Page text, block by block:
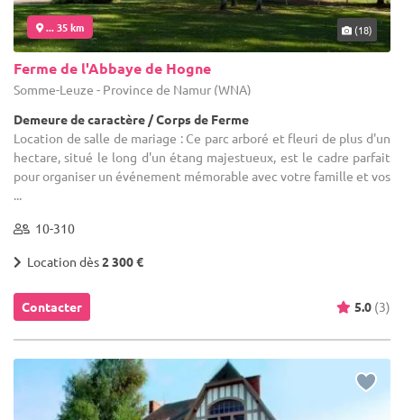
... 35 km (18)
Ferme de l'Abbaye de Hogne
Somme-Leuze - Province de Namur (WNA)
Demeure de caractère / Corps de Ferme
Location de salle de mariage : Ce parc arboré et fleuri de plus d'un
hectare, situé le long d'un étang majestueux, est le cadre parfait
pour organiser un événement mémorable avec votre famille et vos
10-310
Location dès2 300 €
Contacter 5.0 (3)